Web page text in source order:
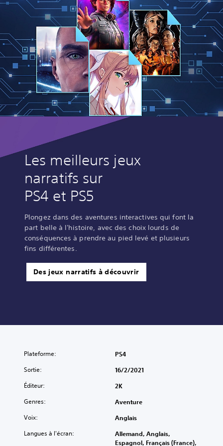
Les meilleurs jeux
narratifs sur
PS4 et PS5
Plongez dans des aventures interactives qui font la
part belle à l'histoire, avec des choix lourds de
conséquences à prendre au pied levé et plusieurs
fins différentes.
Des jeux narratifs à découvrir
Plateforme: PS4
Sortie: 16/2/2021
Éditeur: 2K
Genres: Aventure
Voix: Anglais
Langues à l'écran:
Allemand, Anglais,
Espagnol, Français (France),